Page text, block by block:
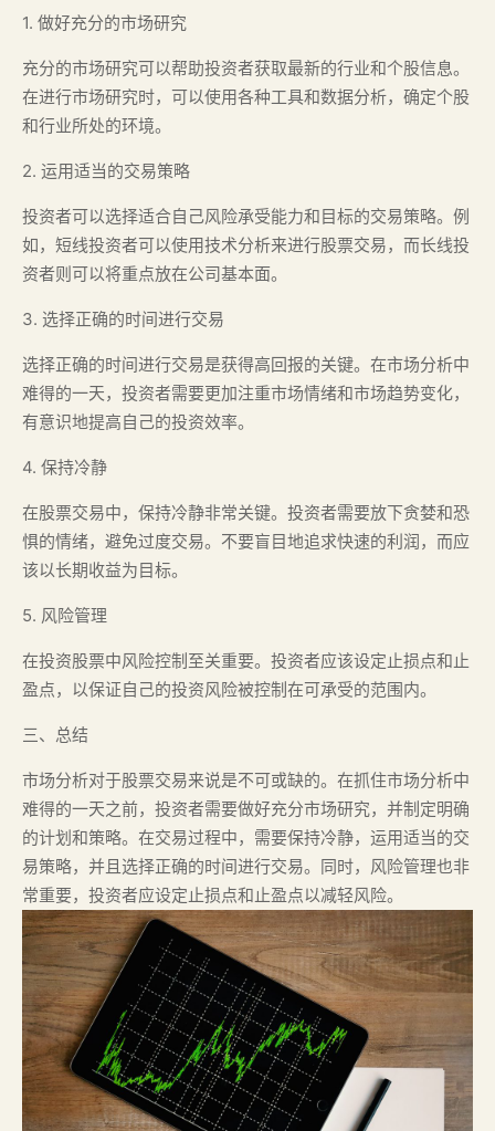
1. 做好充分的市场研究
充分的市场研究可以帮助投资者获取最新的行业和个股信息。
在进行市场研究时，可以使用各种工具和数据分析，确定个股
和行业所处的环境。
2. 运用适当的交易策略
投资者可以选择适合自己风险承受能力和目标的交易策略。例
如，短线投资者可以使用技术分析来进行股票交易，而长线投
资者则可以将重点放在公司基本面。
3. 选择正确的时间进行交易
选择正确的时间进行交易是获得高回报的关键。在市场分析中
难得的一天，投资者需要更加注重市场情绪和市场趋势变化，
有意识地提高自己的投资效率。
4. 保持冷静
在股票交易中，保持冷静非常关键。投资者需要放下贪婪和恐
惧的情绪，避免过度交易。不要盲目地追求快速的利润，而应
该以长期收益为目标。
5. 风险管理
在投资股票中风险控制至关重要。投资者应该设定止损点和止
盈点，以保证自己的投资风险被控制在可承受的范围内。
三、总结
市场分析对于股票交易来说是不可或缺的。在抓住市场分析中
难得的一天之前，投资者需要做好充分市场研究，并制定明确
的计划和策略。在交易过程中，需要保持冷静，运用适当的交
易策略，并且选择正确的时间进行交易。同时，风险管理也非
常重要，投资者应设定止损点和止盈点以减轻风险。